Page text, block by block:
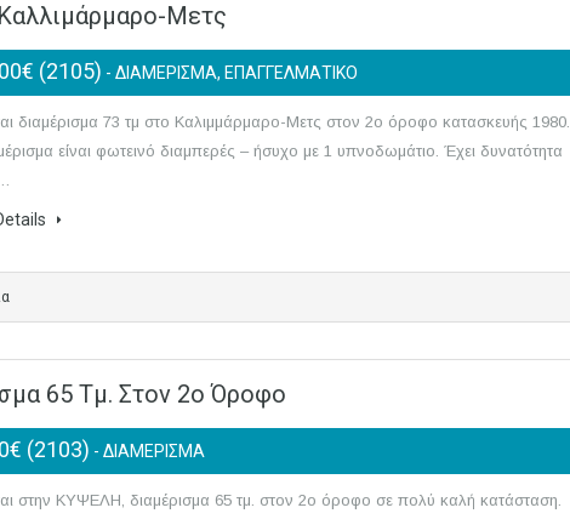
Μετς
(2105) - ΔΙΑΜΕΡΙΣΜΑ, ΕΠΑΓΓΕΛΜΑΤΙΚΟ
διαμέρισμα 73 τμ στο Καλιμμάρμαρο-Μετς στον 2ο όροφο κατασκευής 1980.
είναι φωτεινό διαμπερές – ήσυχο με 1 υπνοδωμάτιο. Έχει δυνατότητα
65 Τμ. Στον 2ο Όροφο
(2103) - ΔΙΑΜΕΡΙΣΜΑ
στην ΚΥΨΕΛΗ, διαμέρισμα 65 τμ. στον 2ο όροφο σε πολύ καλή κατάσταση.